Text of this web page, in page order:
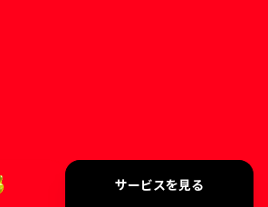
サービスを見る